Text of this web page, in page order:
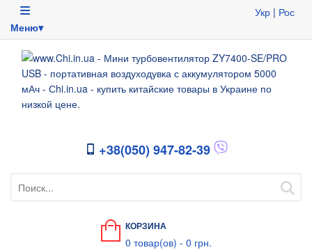
Меню▾
Укр | Рос
+38(050) 947-82-39
КОРЗИНА
0 товар(ов) - 0 грн.